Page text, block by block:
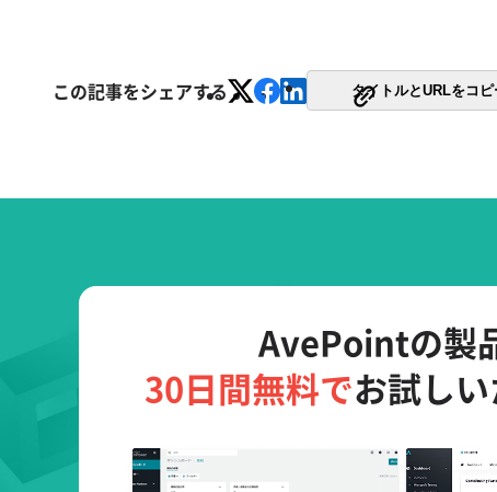
この記事をシェアする タイトルとURLをコピ
AvePointの製
30日間無料でお試し